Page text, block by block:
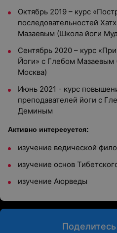
Октябрь 2019 – курс
последовательностей
Мазаевым (Школа йоги
Сентябрь 2020 – курс
Йоги» с Глебом Мазаевым
Москва)
Июнь 2021 - курс
преподавателей йоги с
Деминым
Активно интересуется:
изучение ведической
изучение основ
изучение Аюрведы